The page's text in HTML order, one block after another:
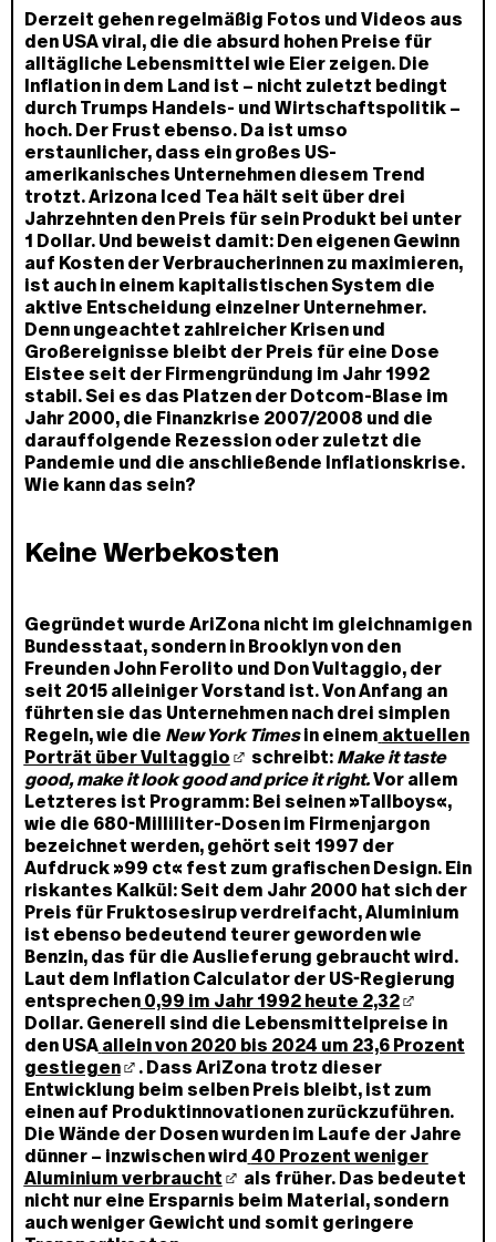
Derzeit gehen regelmäßig Fotos und Videos aus
den USA viral, die die absurd hohen Preise für
alltägliche Lebensmittel wie Eier zeigen. Die
Inflation in dem Land ist – nicht zuletzt bedingt
durch Trumps Handels- und Wirtschaftspolitik –
hoch. Der Frust ebenso. Da ist umso
erstaunlicher, dass ein großes US-
amerikanisches Unternehmen diesem Trend
trotzt. Arizona Iced Tea hält seit über drei
Jahrzehnten den Preis für sein Produkt bei unter
1 Dollar. Und beweist damit: Den eigenen Gewinn
auf Kosten der Verbraucherinnen zu maximieren,
ist auch in einem kapitalistischen System die
aktive Entscheidung einzelner Unternehmer.
Denn ungeachtet zahlreicher Krisen und
Großereignisse bleibt der Preis für eine Dose
Eistee seit der Firmengründung im Jahr 1992
stabil. Sei es das Platzen der Dotcom-Blase im
Jahr 2000, die Finanzkrise 2007/2008 und die
darauffolgende Rezession oder zuletzt die
Pandemie und die anschließende Inflationskrise.
Wie kann das sein?
Keine Werbekosten
Gegründet wurde AriZona nicht im gleichnamigen
Bundesstaat, sondern in Brooklyn von den
Freunden John Ferolito und Don Vultaggio, der
seit 2015 alleiniger Vorstand ist. Von Anfang an
führten sie das Unternehmen nach drei simplen
Regeln, wie die New York Timesin einem aktuellen
Porträt über Vultaggio
schreibt: Make it taste
good, make it look good and price it right.Vor allem
Letzteres ist Programm: Bei seinen »Tallboys«,
wie die 680-Milliliter-Dosen im Firmenjargon
bezeichnet werden, gehört seit 1997 der
Aufdruck »99 ct« fest zum grafischen Design. Ein
riskantes Kalkül: Seit dem Jahr 2000 hat sich der
Preis für Fruktosesirup verdreifacht, Aluminium
ist ebenso bedeutend teurer geworden wie
Benzin, das für die Auslieferung gebraucht wird.
Laut dem Inflation Calculator der US-Regierung
entsprechen 0,99 im Jahr 1992 heute 2,32
Dollar. Generell sind die Lebensmittelpreise in
den USA allein von 2020 bis 2024 um 23,6 Prozent
gestiegen
. Dass AriZona trotz dieser
Entwicklung beim selben Preis bleibt, ist zum
einen auf Produktinnovationen zurückzuführen.
Die Wände der Dosen wurden im Laufe der Jahre
dünner – inzwischen wird 40 Prozent weniger
Aluminium verbraucht
als früher. Das bedeutet
nicht nur eine Ersparnis beim Material, sondern
auch weniger Gewicht und somit geringere